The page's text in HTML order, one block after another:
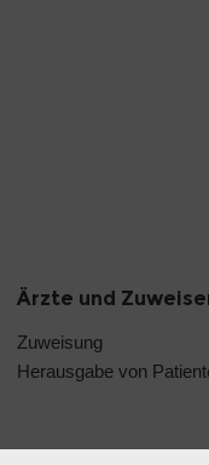
Ärzte und
Zuweisung
Herausgabe von